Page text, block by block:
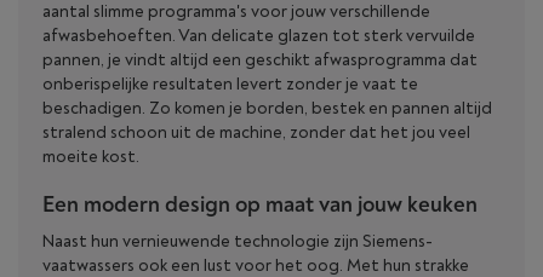
aantal slimme programma's voor jouw verschillende
afwasbehoeften. Van delicate glazen tot sterk vervuilde
pannen, je vindt altijd een geschikt afwasprogramma dat
onberispelijke resultaten levert zonder je vaat te
beschadigen. Zo komen je borden, bestek en pannen altijd
stralend schoon uit de machine, zonder dat het jou veel
moeite kost.
Een modern design op maat van jouw keuken
Naast hun vernieuwende technologie zijn Siemens-
vaatwassers ook een lust voor het oog. Met hun strakke